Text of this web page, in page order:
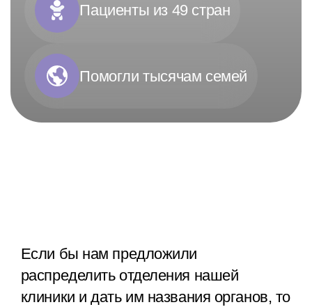
Пациенты из 49 стран
Помогли тысячам семей
Если бы нам предложили
распределить отделения нашей
клиники и дать им названия органов, то